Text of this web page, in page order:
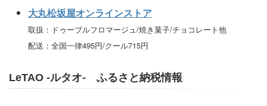
大丸松坂屋オンラインストア
取扱：ドゥーブルフロマージュ/焼き菓子/チョコレート他
配送：全国一律495円/クール715円
LeTAO -ルタオ- ふるさと納税情報